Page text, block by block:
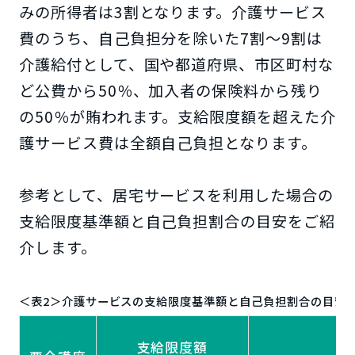
みの所得者は3割となります。介護サービス
費のうち、自己負担分を除いた7割～9割は
介護給付として、国や都道府県、市区町村な
ど公費から50％、加入者の保険料から残り
の50％が賄われます。支給限度額を超えた介
護サービス費は全額自己負担となります。
参考として、居宅サービスを利用した場合の
支給限度基準額と自己負担割合の目安をご紹
介します。
＜表2＞介護サービスの支給限度基準額と自己負担割合の目安
支給限度額